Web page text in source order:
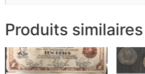
Produits similaires